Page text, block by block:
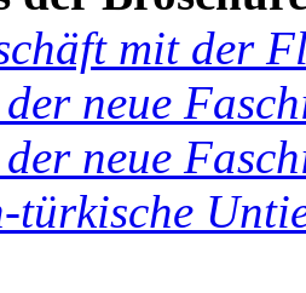
mit der
neue
neue
türkische